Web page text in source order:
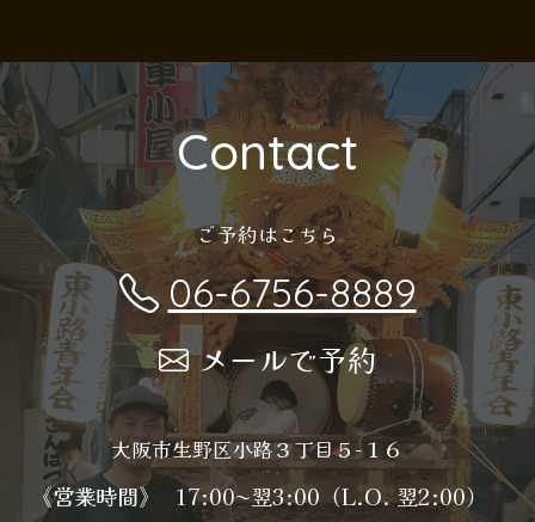
Contact
ご予約はこちら
06-6756-8889
メールで予約
大阪市生野区小路３丁目５−１６
《営業時間》 17:00〜翌3:00（L.O. 翌2:00）